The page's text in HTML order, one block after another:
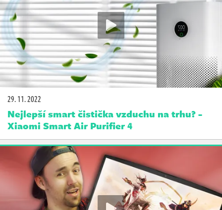
29. 11. 2022
Nejlepší smart čistička vzduchu na trhu? -
Xiaomi Smart Air Purifier 4